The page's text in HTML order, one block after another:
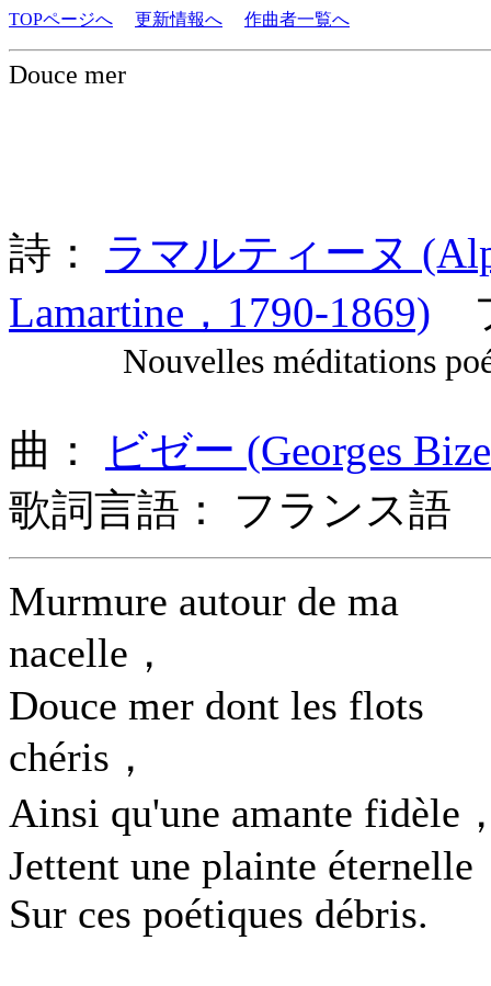
TOPページへ 更新情報へ 作曲者一覧へ
Douce mer
詩： ラマルティーヌ
Lamartine，1790-1869)
Nouvelles méditations
曲：
ビゼー (Georges
歌詞言語： フランス語
Murmure autour de ma
nacelle，
Douce mer dont les flots
chéris，
Ainsi qu'une amante fidèle
Jettent une plainte éternelle
Sur ces poétiques débris.